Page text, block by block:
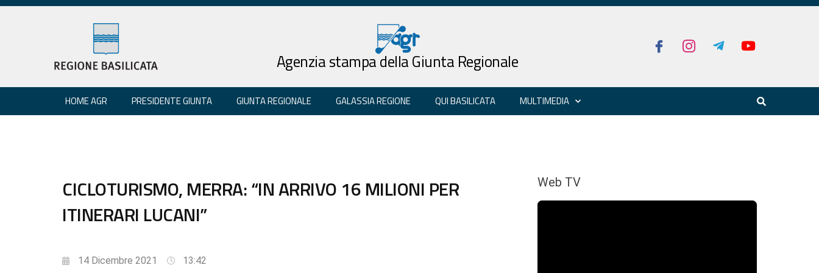
Agenzia stampa della Giunta Regionale
HOME AGR PRESIDENTE GIUNTA GIUNTA REGIONALE GALASSIA REGIONE QUI BASILICATA MULTIMEDIA
CICLOTURISMO, MERRA: “IN ARRIVO 16 MILIONI PER
ITINERARI LUCANI”
14 Dicembre 2021
13:42
Web TV